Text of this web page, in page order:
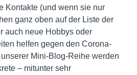
Kontakte (und wenn sie nur
ganz oben auf der Liste der
auch neue Hobbys oder
helfen gegen den Corona-
Mini-Blog-Reihe werden
– mitunter sehr